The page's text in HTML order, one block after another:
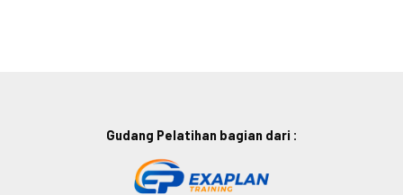
Gudang Pelatihan bagian dari :